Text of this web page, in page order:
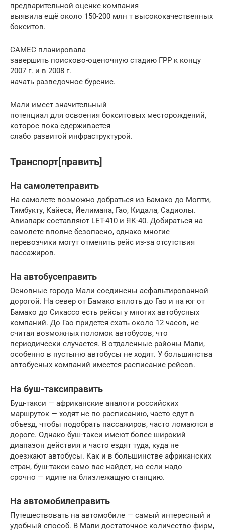
предварительной оценке компания
выявила ещё около 150-200 млн т высококачественных
бокситов.
CAMEC планировала
завершить поисково-оценочную стадию ГРР к концу
2007 г. и в 2008 г.
начать разведочное бурение.
Мали имеет значительный
потенциал для освоения бокситовых месторождений,
которое пока сдерживается
слабо развитой инфраструктурой.
Транспорт[править]
На самолетеправить
На самолете возможно добраться из Бамако до Мопти,
Тимбукту, Кайеса, Йелимана, Гао, Кидала, Садиолы.
Авиапарк составляют LET-410 и ЯК-40. Добираться на
самолете вполне безопасно, однако многие
перевозчики могут отменить рейс из-за отсутствия
пассажиров.
На автобусеправить
Основные города Мали соединены асфальтированной
дорогой. На север от Бамако вплоть до Гао и на юг от
Бамако до Сикассо есть рейсы у многих автобусных
компаний. До Гао придется ехать около 12 часов, не
считая возможных поломок автобусов, что
периодически случается. В отдаленные районы Мали,
особенно в пустыню автобусы не ходят. У большинства
автобусных компаний имеется расписание рейсов.
На буш-таксиправить
Буш-такси — африканские аналоги российских
маршруток — ходят не по расписанию, часто едут в
объезд, чтобы подобрать пассажиров, часто ломаются в
дороге. Однако буш-такси имеют более широкий
диапазон действия и часто ездят туда, куда не
доезжают автобусы. Как и в большинстве африканских
стран, буш-такси само вас найдет, но если надо
срочно — идите на близлежащую станцию.
На автомобилеправить
Путешествовать на автомобиле — самый интересный и
удобный способ. В Мали достаточное количество фирм,